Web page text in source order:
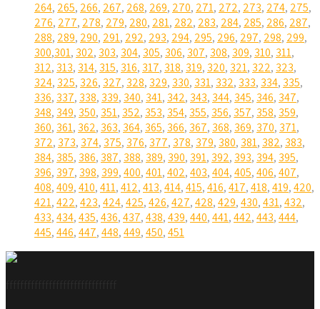
264, 265, 266, 267, 268, 269, 270, 271, 272, 273, 274, 275,
276, 277, 278, 279, 280, 281, 282, 283, 284, 285, 286, 287,
288, 289, 290, 291, 292, 293, 294, 295, 296, 297, 298, 299,
300,301, 302, 303, 304, 305, 306, 307, 308, 309, 310, 311,
312, 313, 314, 315, 316, 317, 318, 319, 320, 321, 322, 323,
324, 325, 326, 327, 328, 329, 330, 331, 332, 333, 334, 335,
336, 337, 338, 339, 340, 341, 342, 343, 344, 345, 346, 347,
348, 349, 350, 351, 352, 353, 354, 355, 356, 357, 358, 359,
360, 361, 362, 363, 364, 365, 366, 367, 368, 369, 370, 371,
372, 373, 374, 375, 376, 377, 378, 379, 380, 381, 382, 383,
384, 385, 386, 387, 388, 389, 390, 391, 392, 393, 394, 395,
396, 397, 398, 399,400,401,402,403,404,405,406,407,
408,409,410,411,412,413,414,415,416,417,418,419,420,
421,422,423,424,425,426,427,428,429,430,431,432,
433,434,435,436,437,438,439,440,441,442,443,444,
445,446,447,448,449,450,451